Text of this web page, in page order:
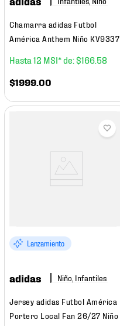
Chamarra adidas Futbol
América Anthem Niño KV9337
12 $166 58
$1999 .00
Lanzamiento
adidas Niño, Infantiles
Jersey adidas Futbol América
Portero Local Fan 26/27 Niño